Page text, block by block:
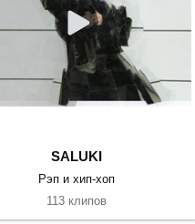
SALUKI
Рэп и хип-хоп
113 клипов